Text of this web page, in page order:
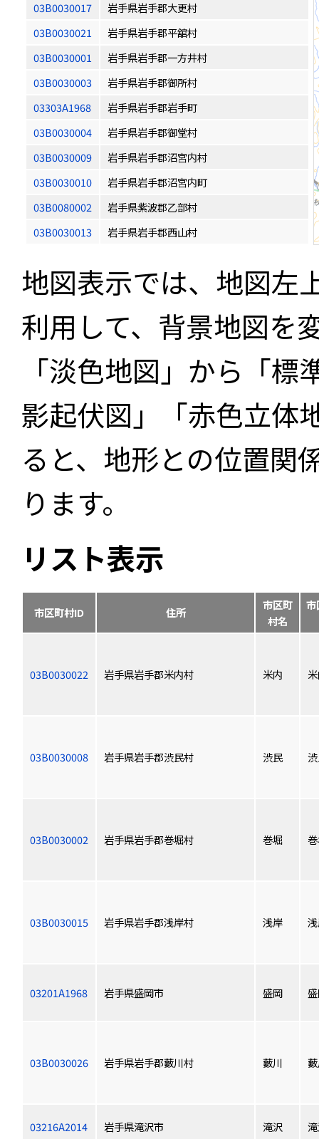
03B0030017
岩手県岩手郡大更村
03B0030021
岩手県岩手郡平舘村
03B0030001
岩手県岩手郡一方井村
03B0030003
岩手県岩手郡御所村
03303A1968
岩手県岩手郡岩手町
03B0030004
岩手県岩手郡御堂村
03B0030009
岩手県岩手郡沼宮内村
03B0030010
岩手県岩手郡沼宮内町
03B0080002
岩手県紫波郡乙部村
03B0030013
岩手県岩手郡西山村
地図表示では、地図左
利用して、背景地図を
「淡色地図」から「
影起伏図」「赤色立体
ると、地形との位置関
ります。
リスト表示
市区町村ID 住所
市区町
村名
市
03B0030022 岩手県岩手郡米内村 米内
03B0030008 岩手県岩手郡渋民村 渋民
03B0030002 岩手県岩手郡巻堀村 巻堀
03B0030015 岩手県岩手郡浅岸村 浅岸
03201A1968 岩手県盛岡市 盛岡
03B0030026 岩手県岩手郡藪川村 藪川
03216A2014 岩手県滝沢市 滝沢